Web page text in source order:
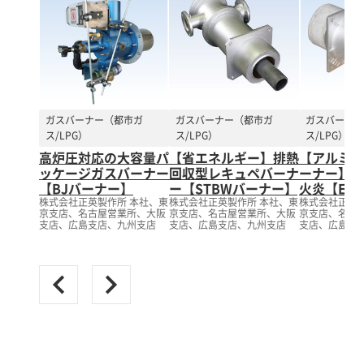
ガスバーナー（都市ガ
ス/LPG）
高炉圧対応の大容量パ
ッケージガスバーナー
【BJバーナー】
株式会社正英製作所 本社、東
京支店、名古屋営業所、大阪
支店、広島支店、九州支店
ガスバーナー（都市ガ
ス/LPG）
【省エネルギー】排熱
回収型レキュペバーナ
ー【STBWバーナー】
株式会社正英製作所 本社、東
京支店、名古屋営業所、大阪
支店、広島支店、九州支店
ガスバーナ
ス/LPG）
【アルミ
ーナー】
火炎【EIL
株式会社正英
京支店、名古
支店、広島支